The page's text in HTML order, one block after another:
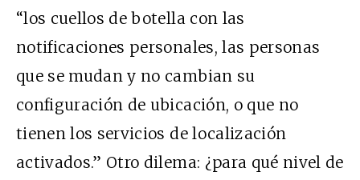
“los cuellos de botella con las
notificaciones personales, las personas
que se mudan y no cambian su
configuración de ubicación, o que no
tienen los servicios de localización
activados.” Otro dilema: ¿para qué nivel de